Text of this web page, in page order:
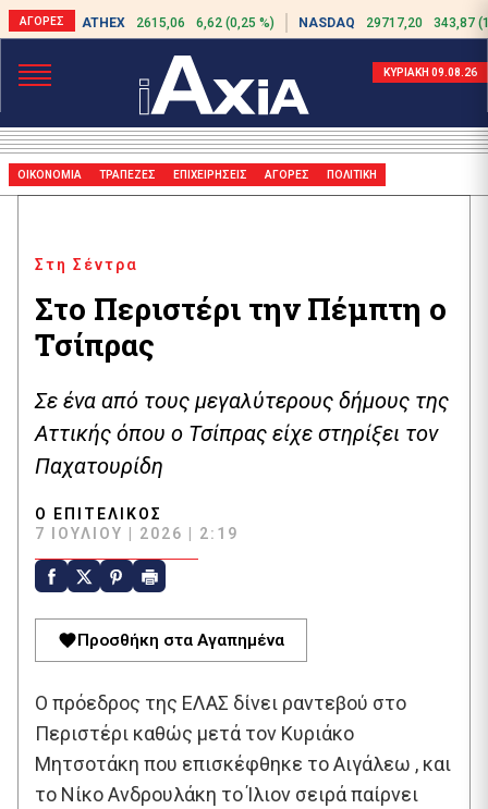
ATHEX 2615,06 6,62 (0,25 %) NASDAQ 29717,20 343,87
ΚΥΡΙΑΚΗ 09.08.26
ΟΙΚΟΝΟΜΙΑ ΤΡΑΠΕΖΕΣ ΕΠΙΧΕΙΡΗΣΕΙΣ ΑΓΟΡΕΣ ΠΟΛΙΤΙΚΗ
Στη Σέντρα
Στο Περιστέρι την Πέμπτη ο
Τσίπρας
Σε ένα από τους μεγαλύτερους δήμους της
Αττικής όπου ο Τσίπρας είχε στηρίξει τον
Παχατουρίδη
Ο ΕΠΙΤΕΛΙΚΌΣ
7 ΙΟΥΛΊΟΥ | 2026 | 2:19
Προσθήκη στα Αγαπημένα
Ο πρόεδρος της ΕΛΑΣ δίνει ραντεβού στο
Περιστέρι καθώς μετά τον Κυριάκο
Μητσοτάκη που επισκέφθηκε το Αιγάλεω , και
το Νίκο Ανδρουλάκη το Ίλιον σειρά παίρνει